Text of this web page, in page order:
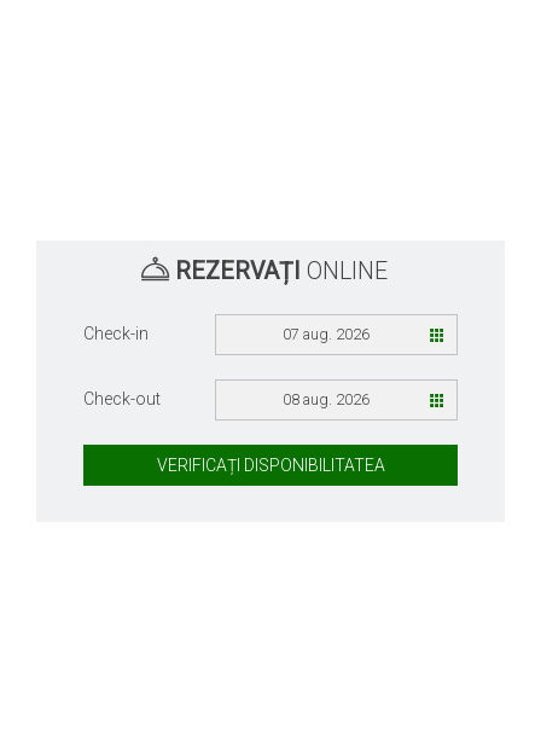
REZERVAȚI ONLINE
Check-in 07 aug. 2026
Check-out 08 aug. 2026
VERIFICAȚI DISPONIBILITATEA